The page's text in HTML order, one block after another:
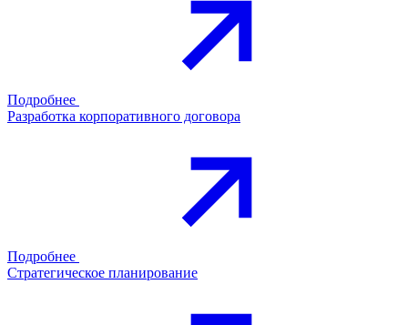
Подробнее
Разработка корпоративного договора
Подробнее
Стратегическое планирование